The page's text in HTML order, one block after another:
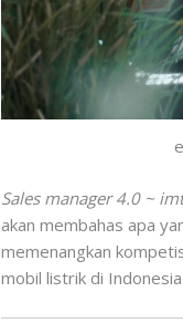
Sales manager 4.0 ~
akan membahas apa
memenangkan
mobil listrik di